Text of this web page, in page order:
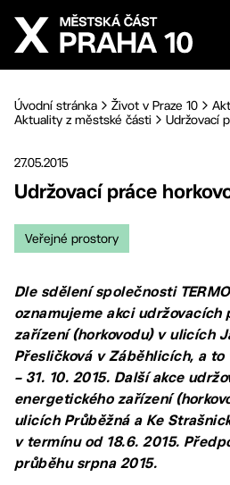
Přejít na hlavní obsah
Úvodní stránka Život v Praze 10
Aktuality z městské části
Udržovací
27.05.2015
Udržovací práce
Veřejné prostory
Dle sdělení společnosti
oznamujeme akci
zařízení (horkovodu) v ulicích
Přesličková v Záběhlicích, a to
– 31. 10. 2015. Další akce
energetického zařízení
ulicích Průběžná a Ke
v termínu od 18.6. 2015.
průběhu srpna 2015.